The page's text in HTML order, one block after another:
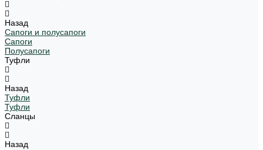
Назад
Сапоги и полусапоги
Сапоги
Полусапоги
Туфли
Назад
Туфли
Туфли
Сланцы
Назад